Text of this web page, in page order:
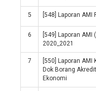
5 [548] Laporan AMI
6
[549] Laporan AMI
2020_2021
7
[550] Laporan AMI
Dok Borang
Ekonomi